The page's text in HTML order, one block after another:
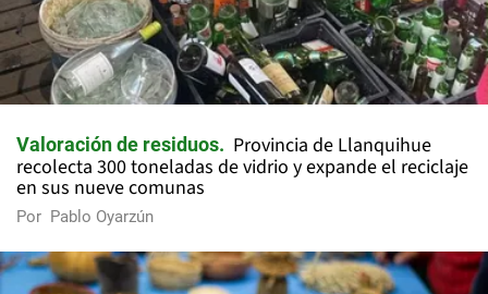
Valoración de residuos
Provincia de Llanquihue
recolecta 300 toneladas de vidrio y expande el reciclaje
en sus nueve comunas
Por Pablo Oyarzún